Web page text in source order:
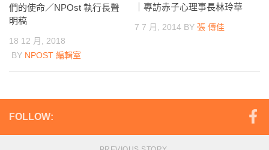
們的使命／NPOst 執行長聲
明稿
18 12 月, 2018
BY NPOST 編輯室
｜專訪赤子心理事長林玲華
7 7 月, 2014 BY 張 傳佳
FOLLOW: